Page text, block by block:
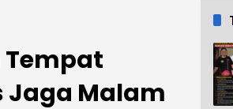
Penanganan
Tempat
Jaga Malam